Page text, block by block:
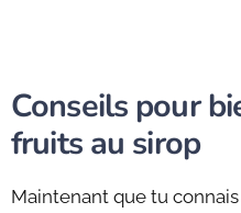
Conseils pour
fruits au sirop
Maintenant que tu